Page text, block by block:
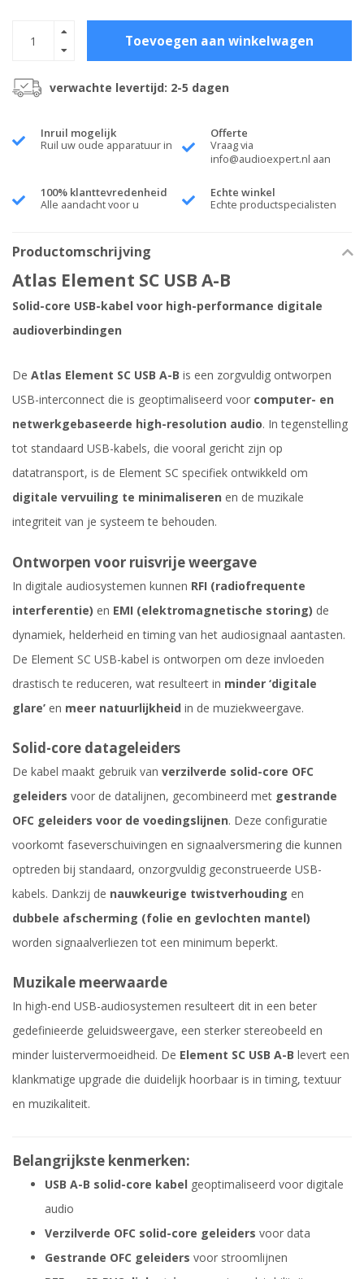
Toevoegen aan winkelwagen
verwachte levertijd: 2-5 dagen
Inruil mogelijk
Ruil uw oude apparatuur in
Offerte
Vraag via
info@audioexpert.nl aan
100% klanttevredenheid
Alle aandacht voor u
Echte winkel
Echte productspecialisten
Productomschrijving
Atlas Element SC USB A-B
Solid-core USB-kabel voor high-performance digitale
audioverbindingen
De Atlas Element SC USB A-B is een zorgvuldig ontworpen
USB-interconnect die is geoptimaliseerd voor computer- en
netwerkgebaseerde high-resolution audio. In tegenstelling
tot standaard USB-kabels, die vooral gericht zijn op
datatransport, is de Element SC specifiek ontwikkeld om
digitale vervuiling te minimaliseren en de muzikale
integriteit van je systeem te behouden.
Ontworpen voor ruisvrije weergave
In digitale audiosystemen kunnen RFI (radiofrequente
interferentie) en EMI (elektromagnetische storing) de
dynamiek, helderheid en timing van het audiosignaal aantasten.
De Element SC USB-kabel is ontworpen om deze invloeden
drastisch te reduceren, wat resulteert in minder ‘digitale
glare’ en meer natuurlijkheid in de muziekweergave.
Solid-core datageleiders
De kabel maakt gebruik van verzilverde solid-core OFC
geleiders voor de datalijnen, gecombineerd met gestrande
OFC geleiders voor de voedingslijnen. Deze configuratie
voorkomt faseverschuivingen en signaalversmering die kunnen
optreden bij standaard, onzorgvuldig geconstrueerde USB-
kabels. Dankzij de nauwkeurige twistverhouding en
dubbele afscherming (folie en gevlochten mantel)
worden signaalverliezen tot een minimum beperkt.
Muzikale meerwaarde
In high-end USB-audiosystemen resulteert dit in een beter
gedefinieerde geluidsweergave, een sterker stereobeeld en
minder luistervermoeidheid. De Element SC USB A-B levert een
klankmatige upgrade die duidelijk hoorbaar is in timing, textuur
en muzikaliteit.
Belangrijkste kenmerken:
USB A-B solid-core kabel geoptimaliseerd voor digitale
audio
Verzilverde OFC solid-core geleiders voor data
Gestrande OFC geleiders voor stroomlijnen